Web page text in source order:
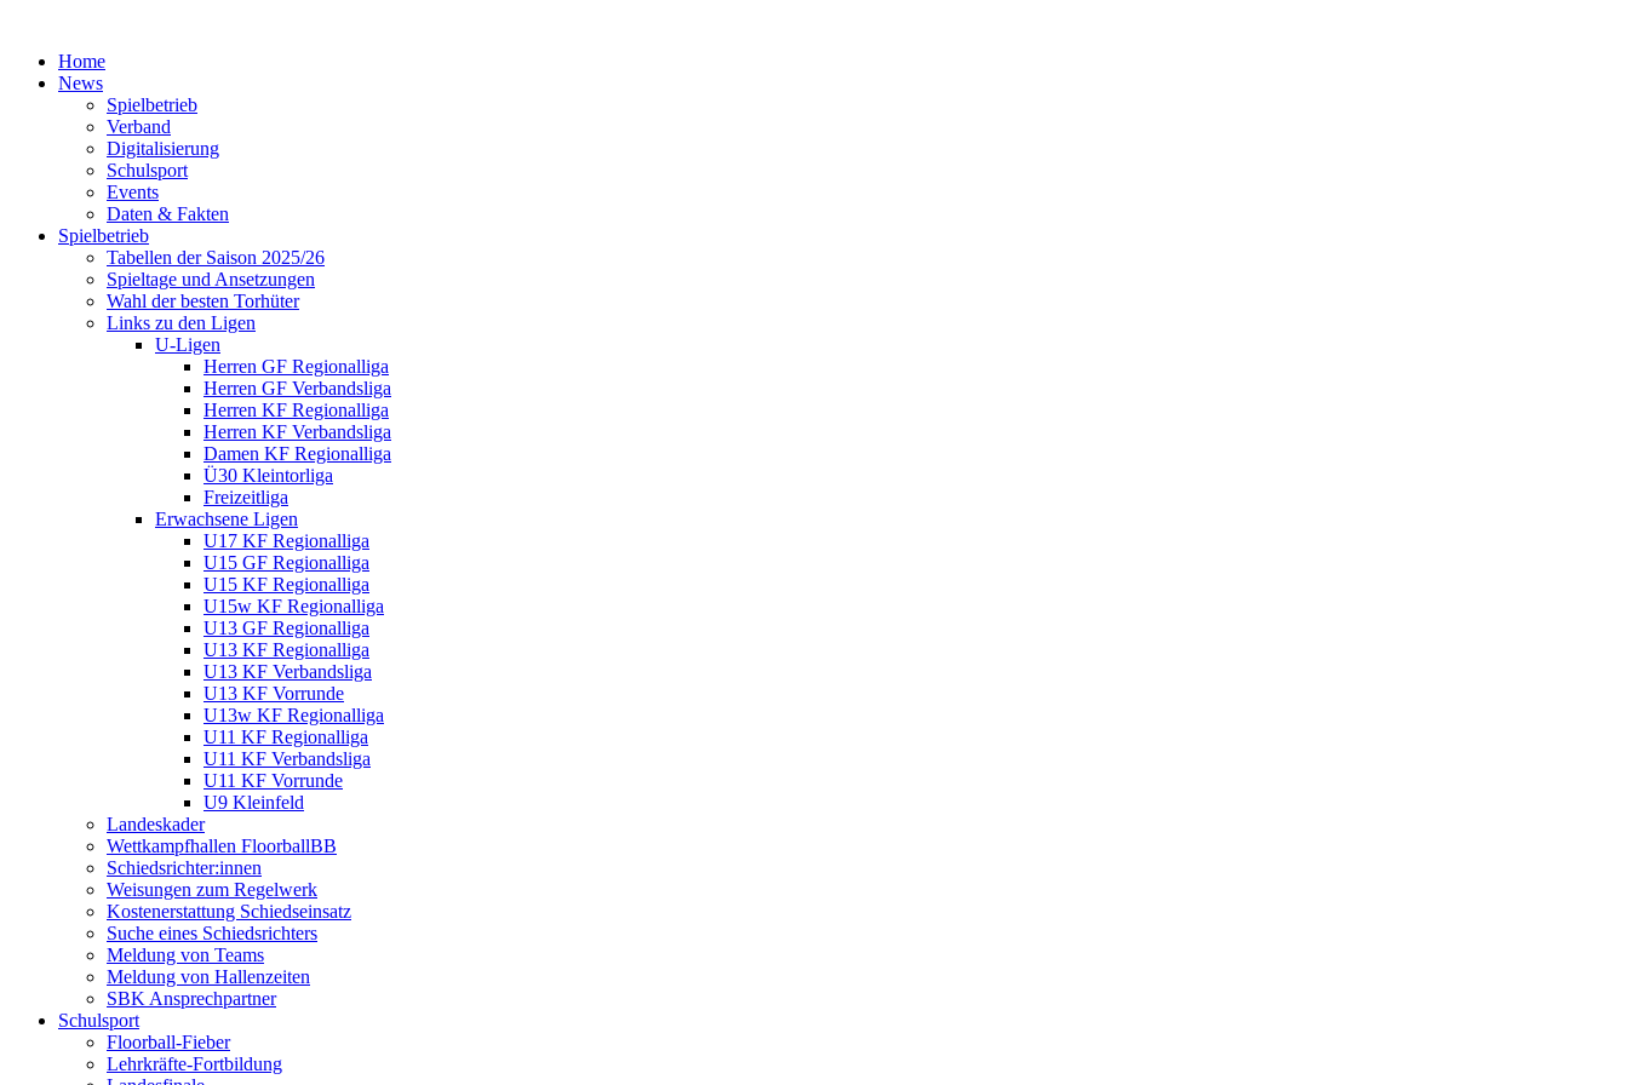
Home
News
Spielbetrieb
Verband
Digitalisierung
Schulsport
Events
Daten & Fakten
Spielbetrieb
Tabellen der Saison 2025/26
Spieltage und Ansetzungen
Wahl der besten Torhüter
Links zu den Ligen
U-Ligen
Herren GF Regionalliga
Herren GF Verbandsliga
Herren KF Regionalliga
Herren KF Verbandsliga
Damen KF Regionalliga
Ü30 Kleintorliga
Freizeitliga
Erwachsene Ligen
U17 KF Regionalliga
U15 GF Regionalliga
U15 KF Regionalliga
U15w KF Regionalliga
U13 GF Regionalliga
U13 KF Regionalliga
U13 KF Verbandsliga
U13 KF Vorrunde
U13w KF Regionalliga
U11 KF Regionalliga
U11 KF Verbandsliga
U11 KF Vorrunde
U9 Kleinfeld
Landeskader
Wettkampfhallen FloorballBB
Schiedsrichter:innen
Weisungen zum Regelwerk
Kostenerstattung Schiedseinsatz
Suche eines Schiedsrichters
Meldung von Teams
Meldung von Hallenzeiten
SBK Ansprechpartner
Schulsport
Floorball-Fieber
Lehrkräfte-Fortbildung